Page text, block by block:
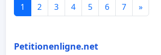
1 2 3 4 5 6 7 »
Petitionenligne.net